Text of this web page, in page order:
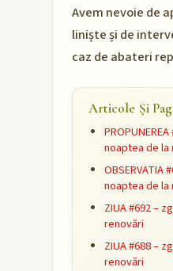
Avem nevoie de
liniște și de
caz de abateri
Articole Și
noaptea de la
OBSERVATIA
noaptea de la
ZIUA #692 –
renovări
ZIUA #688 –
renovări